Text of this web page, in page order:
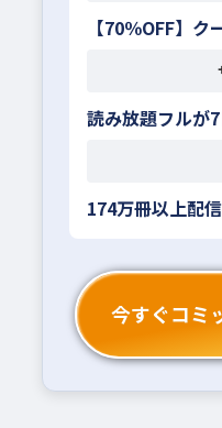
【70％OFF】ク
読み放題フルが
174万冊以上配信
今すぐコミ